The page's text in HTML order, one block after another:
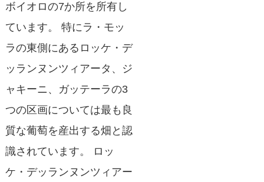
ボイオロの7か所を所有し
ています。 特にラ・モッ
ラの東側にあるロッケ・デ
ッランヌンツィアータ、ジ
ャキーニ、ガッテーラの3
つの区画については最も良
質な葡萄を産出する畑と認
識されています。 ロッ
ケ・デッランヌンツィアー